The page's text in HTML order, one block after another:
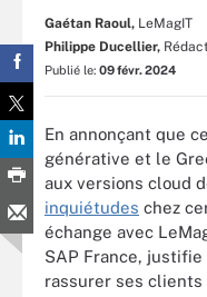
Gaétan Raoul, LeMagIT
Philippe Ducellier,
Publié le: 09 févr. 2024
En annonçant que
générative et le
aux versions cloud
inquiétudes chez
échange avec
SAP France,
rassurer ses clients